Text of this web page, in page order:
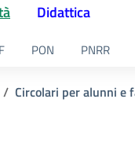
Didattica
PON PNRR
Circolari per alunni e